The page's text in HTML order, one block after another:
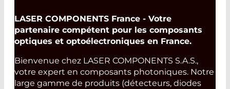
LASER COMPONENTS France - Votre
partenaire compétent pour les composants
optiques et optoélectroniques en France.
Bienvenue chez LASER COMPONENTS S.A.S.,
votre expert en composants photoniques. Notre
large gamme de produits (détecteurs, diodes